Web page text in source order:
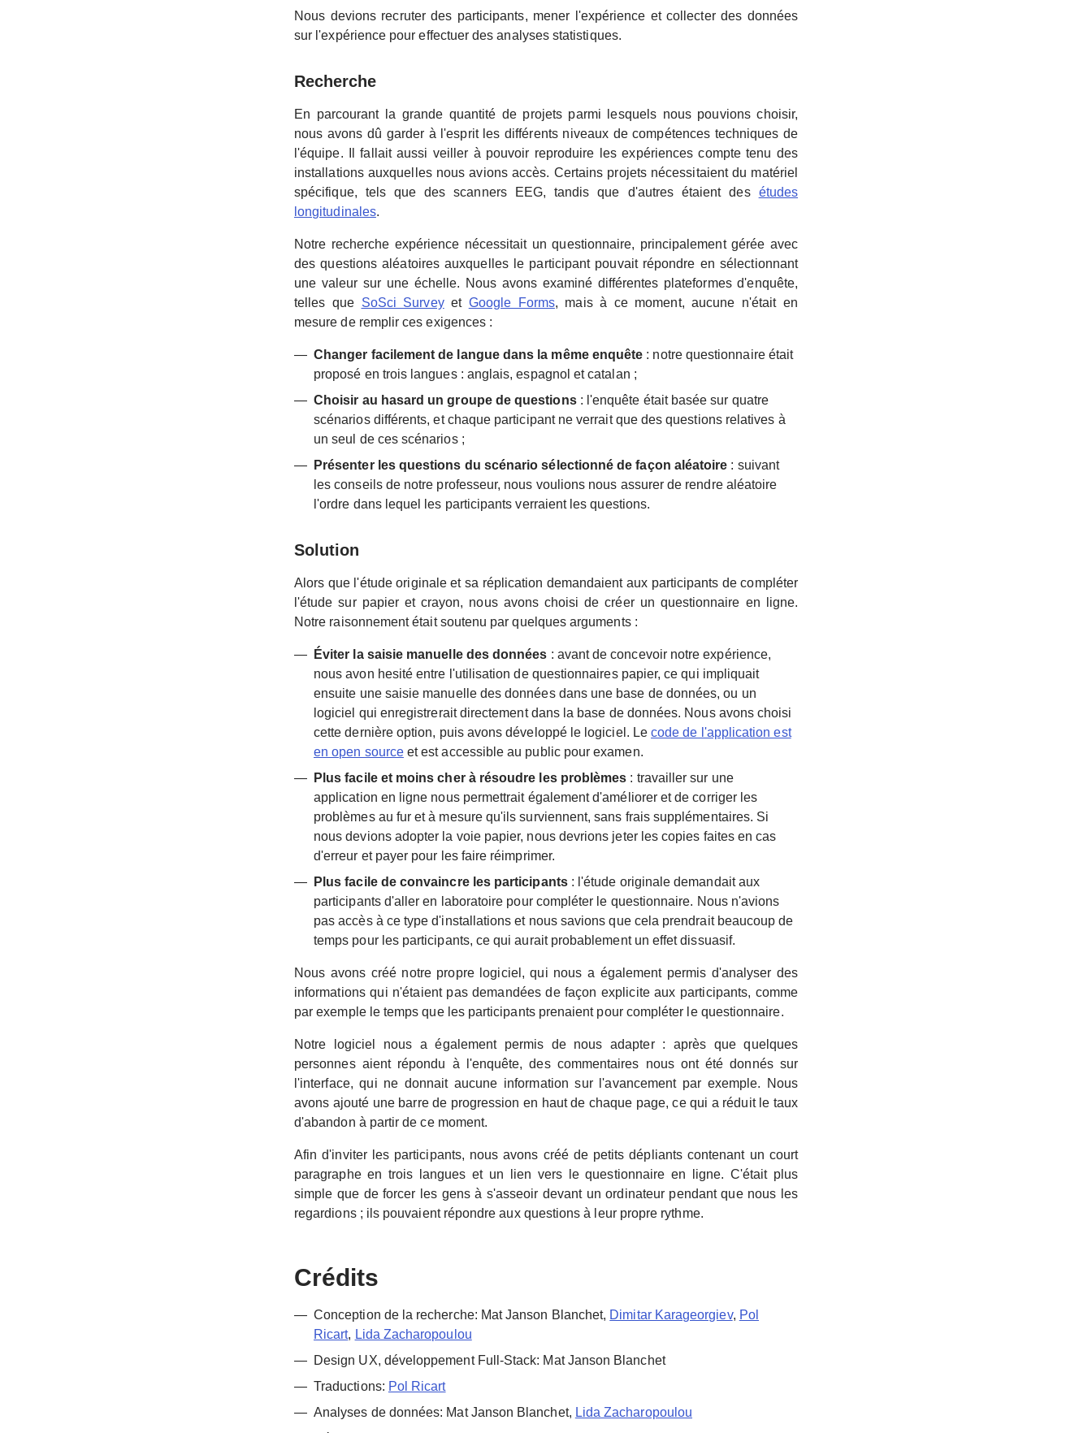
Nous devions recruter des participants, mener l'expérience et collecter des données
sur l'expérience pour effectuer des analyses statistiques.
Recherche
En parcourant la grande quantité de projets parmi lesquels nous pouvions choisir,
nous avons dû garder à l'esprit les différents niveaux de compétences techniques de
l'équipe. Il fallait aussi veiller à pouvoir reproduire les expériences compte tenu des
installations auxquelles nous avions accès. Certains projets nécessitaient du matériel
spécifique, tels que des scanners EEG, tandis que d'autres étaient des études
longitudinales.
Notre recherche expérience nécessitait un questionnaire, principalement gérée avec
des questions aléatoires auxquelles le participant pouvait répondre en sélectionnant
une valeur sur une échelle. Nous avons examiné différentes plateformes d'enquête,
telles que SoSci Surveyet Google Forms, mais à ce moment, aucune n'était en
mesure de remplir ces exigences :
Changer facilement de langue dans la même enquête : notre questionnaire était
proposé en trois langues : anglais, espagnol et catalan ;
Choisir au hasard un groupe de questions: l'enquête était basée sur quatre
scénarios différents, et chaque participant ne verrait que des questions relatives à
un seul de ces scénarios ;
Présenter les questions du scénario sélectionné de façon aléatoire : suivant
les conseils de notre professeur, nous voulions nous assurer de rendre aléatoire
l'ordre dans lequel les participants verraient les questions.
Solution
Alors que l'étude originale et sa réplication demandaient aux participants de compléter
l'étude sur papier et crayon, nous avons choisi de créer un questionnaire en ligne.
Notre raisonnement était soutenu par quelques arguments :
Éviter la saisie manuelle des données : avant de concevoir notre expérience,
nous avon hesité entre l'utilisation de questionnaires papier, ce qui impliquait
ensuite une saisie manuelle des données dans une base de données, ou un
logiciel qui enregistrerait directement dans la base de données. Nous avons choisi
cette dernière option, puis avons développé le logiciel. Lecode de l'application est
en open sourceet est accessible au public pour examen.
Plus facile et moins cher à résoudre les problèmes : travailler sur une
application en ligne nous permettrait également d'améliorer et de corriger les
problèmes au fur et à mesure qu'ils surviennent, sans frais supplémentaires. Si
nous devions adopter la voie papier, nous devrions jeter les copies faites en cas
d'erreur et payer pour les faire réimprimer.
Plus facile de convaincre les participants: l'étude originale demandait aux
participants d'aller en laboratoire pour compléter le questionnaire. Nous n'avions
pas accès à ce type d'installations et nous savions que cela prendrait beaucoup de
temps pour les participants, ce qui aurait probablement un effet dissuasif.
Nous avons créé notre propre logiciel, qui nous a également permis d'analyser des
informations qui n'étaient pas demandées de façon explicite aux participants, comme
par exemple le temps que les participants prenaient pour compléter le questionnaire.
Notre logiciel nous a également permis de nous adapter : après que quelques
personnes aient répondu à l'enquête, des commentaires nous ont été donnés sur
l'interface, qui ne donnait aucune information sur l'avancement par exemple. Nous
avons ajouté une barre de progression en haut de chaque page, ce qui a réduit le taux
d'abandon à partir de ce moment.
Afin d'inviter les participants, nous avons créé de petits dépliants contenant un court
paragraphe en trois langues et un lien vers le questionnaire en ligne. C'était plus
simple que de forcer les gens à s'asseoir devant un ordinateur pendant que nous les
regardions ; ils pouvaient répondre aux questions à leur propre rythme.
Crédits
Conception de la recherche: Mat Janson Blanchet, Dimitar Karageorgiev, Pol
Ricart, Lida Zacharopoulou
Design UX, développement Full-Stack: Mat Janson Blanchet
Traductions: Pol Ricart
Analyses de données: Mat Janson Blanchet, Lida Zacharopoulou